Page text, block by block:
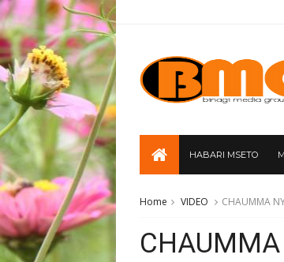
HABARI MSETO
Home VIDEO CHAUMMA